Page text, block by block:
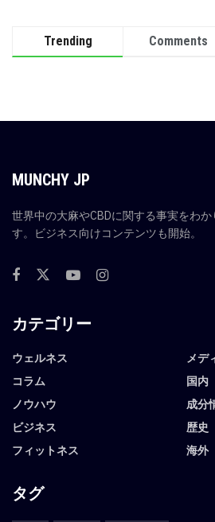
Trending Comments
MUNCHY JP
世界中の大麻やCBDに関する事実をわ
す。ビジネス向けコンテンツも開始。
カテゴリー
ウェルネス
コラム
ノウハウ
ビジネス
フィットネス
メデ
国内
成分
歴史
海外
タグ